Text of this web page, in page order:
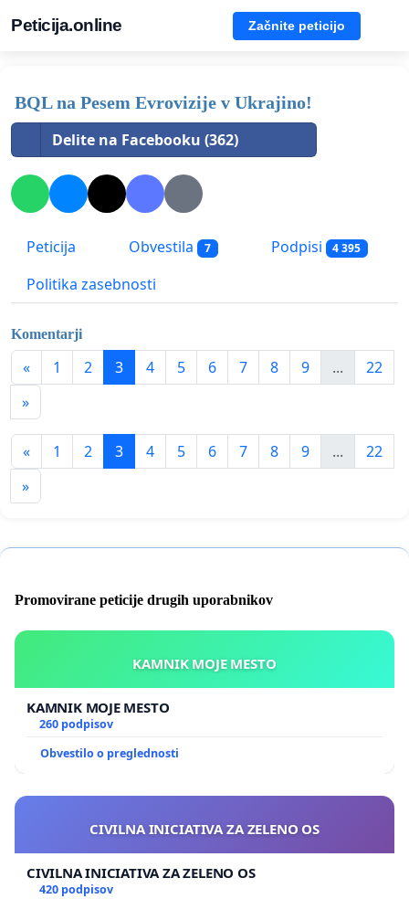
Peticija.online Začnite peticijo
BQL na Pesem Evrovizije v Ukrajino!
Delite na Facebooku (362)
Peticija Obvestila 7 Podpisi 4 395
Politika zasebnosti
Komentarji
« 1 2 3 4 5 6 7 8 9 ...
22
»
« 1 2 3 4 5 6 7 8 9 ...
22
»
Promovirane peticije drugih uporabnikov
KAMNIK MOJE MESTO
KAMNIK MOJE MESTO
260 podpisov
Obvestilo o preglednosti
CIVILNA INICIATIVA ZA ZELENO OS
CIVILNA INICIATIVA ZA ZELENO OS
420 podpisov